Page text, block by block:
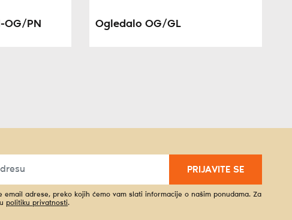
OG/PN Ogledalo OG/GL
PRIJAVITE SE
email adrese, preko kojih ćemo vam slati informacije o našim ponudama. Za
politiku privatnosti.